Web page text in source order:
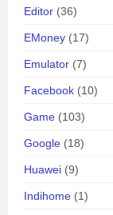
Editor (36)
EMoney (17)
Emulator (7)
Facebook (10)
Game (103)
Google (18)
Huawei (9)
Indihome (1)